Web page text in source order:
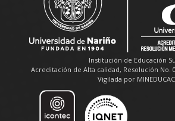
Institución de Educación
Acreditación de Alta calidad, Resolución No.
Vigilada por